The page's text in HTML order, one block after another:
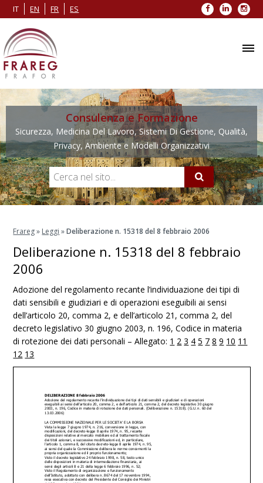
IT EN FR ES Facebook
LinkedIn
Consulenza e Formazione
Sicurezza, Medicina Del Lavoro, Sistemi Di Gestione, Qualità,
Privacy, Ambiente e Modelli Organizzativi
Frareg» Leggi »Deliberazione n. 15318 del 8 febbraio 2006
Deliberazione n. 15318 del 8 febbraio
2006
Adozione del regolamento recante l’individuazione dei tipi di
dati sensibili e giudiziari e di operazioni eseguibili ai sensi
dell’articolo 20, comma 2, e dell’articolo 21, comma 2, del
decreto legislativo 30 giugno 2003, n. 196, Codice in materia
di rotezione dei dati personali – Allegato: 1 2 3 4 5 7 8 9 10 11
12 13